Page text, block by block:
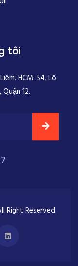
tôi
HCM: 54, Lô
12.
Right Reserved.